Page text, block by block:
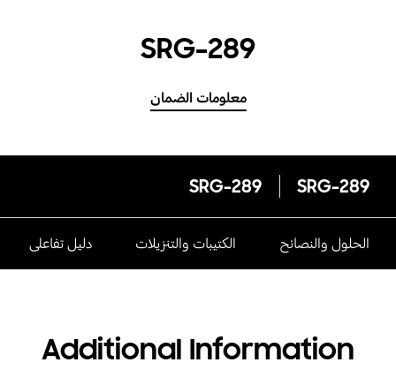
SRG-289
معلومات الضمان
SRG-289
SRG-289
الحلول والنصائح الكتيبات والتنزيلات دليل تفاعلى
Additional Information